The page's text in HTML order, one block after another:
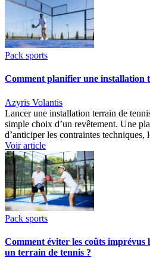
Pack sports
Comment planifier une installation
Azyris Volantis
Lancer une installation terrain de
simple choix d’un revêtement. Une
d’anticiper les contraintes
Voir article
Pack sports
Comment éviter les coûts imprévus
un terrain de tennis ?